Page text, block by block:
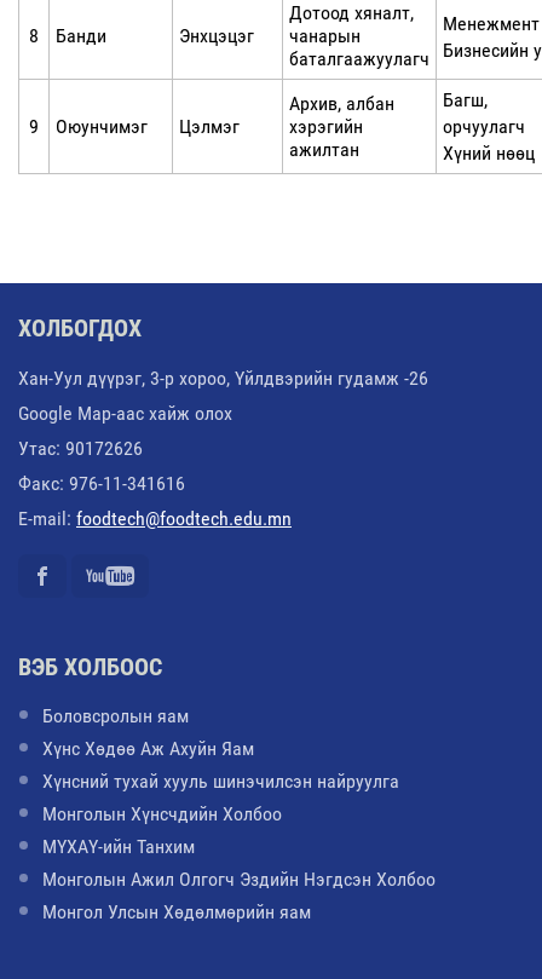
8 Банди Энхцэцэг
Дотоод хяналт,
чанарын
баталгаажуулагч
Менежмент
Бизнесийн
9 Оюунчимэг Цэлмэг
Архив, албан
хэрэгийн
ажилтан
Багш,
орчуулагч
Хүний нөөц
ХОЛБОГДОХ
Хан-Уул дүүрэг, 3-р хороо, Үйлдвэрийн гудамж -26
Google Map-аас хайж олох
Утас: 90172626
Факс: 976-11-341616
E-mail: foodtech@foodtech.edu.mn
ВЭБ ХОЛБООС
Боловсролын яам
Хүнс Хөдөө Аж Ахуйн Яам
Хүнсний тухай хууль шинэчилсэн найруулга
Монголын Хүнсчдийн Холбоо
МҮХАҮ-ийн Танхим
Монголын Ажил Олгогч Эздийн Нэгдсэн Холбоо
Монгол Улсын Хөдөлмөрийн яам